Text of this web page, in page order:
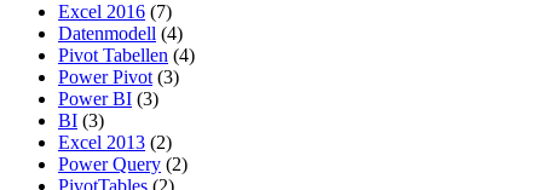
Excel 2016 (7)
Datenmodell (4)
Pivot Tabellen (4)
Power Pivot (3)
Power BI (3)
BI (3)
Excel 2013 (2)
Power Query (2)